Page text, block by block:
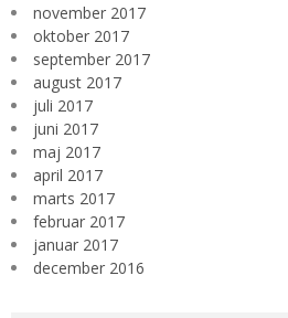
november 2017
oktober 2017
september 2017
august 2017
juli 2017
juni 2017
maj 2017
april 2017
marts 2017
februar 2017
januar 2017
december 2016